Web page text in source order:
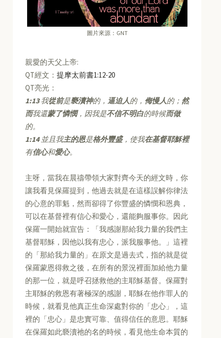
圖片來源：GNT
親愛的天父上帝:
QT經文：提摩太前書1:12-20
QT亮光：
1:13我從前是褻瀆神的，逼迫人的， 侮慢人的； 然
而我還蒙了憐憫，因我是不信不明白的時候而做
的。
1:14並且我主的恩是格外豐盛，使我在基督耶穌裡
有信心和愛心。
主呀，當我在晨禱帶領大家對齊今天的經文時，你
讓我看見保羅提到，他過去就是在這樣誤解你律法
的心意的罪魁，然而卻得了你豐盛的憐憫和恩典，
可以在基督裡有信心和愛心，還能夠服事你。因此
保羅一開始就宣告：「我感謝那給我力量的我們主
基督耶穌，因他以我有忠心，派我服事他。」這裡
的「那給我力量的」在原文是過去式，指的就是從
保羅蒙恩得救之後，在所有的景況裡面加給他力量
的那一位，就是呼召拯救他的主耶穌基督。保羅對
主耶穌的救恩有著極深的感謝，耶穌在他作罪人的
時候，就看見他真正生命深處對你的「忠心」，這
裡的「忠心」是忠實可靠、值得信任的意思。耶穌
在保羅如此褻瀆祂的名的時候，看見他生命本質的